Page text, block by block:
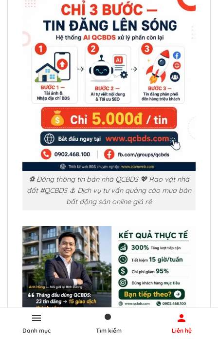
⚽ Đăng thông tin bán nhà QCBDS 💖 Rao vặt nhà
đất #QCBDS ⚓ Dịch vụ tư vấn quảng cáo mua bán
bất động sản online giá rẻ
🚸 Đăng tin mua bán bất động sản QCBDS 📢 Giấy
tờ thủ tục mua bán đất #QCBDS 🕌 Nhận chạy
Danh mục Tìm kiếm Liên hệ